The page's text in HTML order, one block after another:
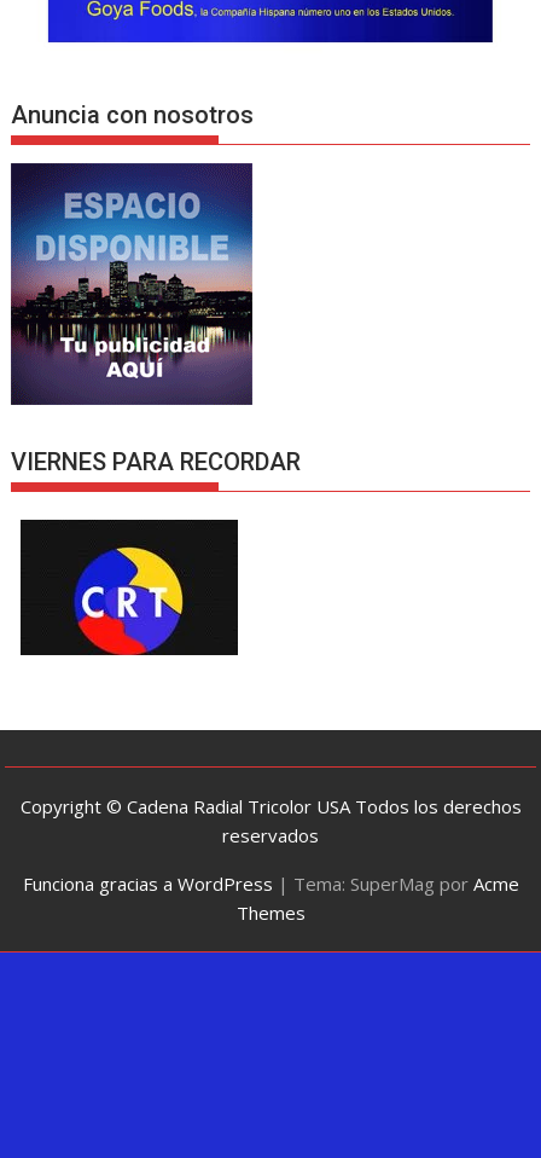
Anuncia con nosotros
VIERNES PARA RECORDAR
Copyright © Cadena Radial Tricolor USA Todos los derechos
reservados
Funciona gracias a WordPress | Tema: SuperMag por Acme
Themes